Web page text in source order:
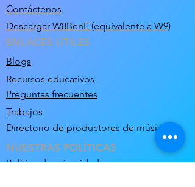
Contáctenos
ENLACES ÚTILES
Blogs
Recursos educativos
Preguntas frecuentes
Trabajos
Directorio de productores de música
NUESTRAS POLÍTICAS
Política de privacidad
Descargar W8BenE (equivalente a W9)